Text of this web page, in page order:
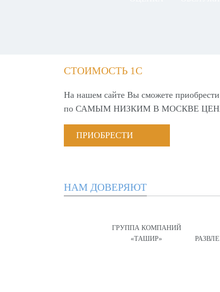
СТОИМОСТЬ 1С
На нашем сайте Вы сможете
по САМЫМ НИЗКИМ В МОСКВЕ
ПРИОБРЕСТИ
НАМ ДОВЕРЯЮТ
ГРУППА КОМПАНИЙ
«ТАШИР»